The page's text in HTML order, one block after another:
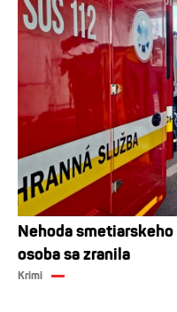
Nehoda
osoba sa zranila
Krimi